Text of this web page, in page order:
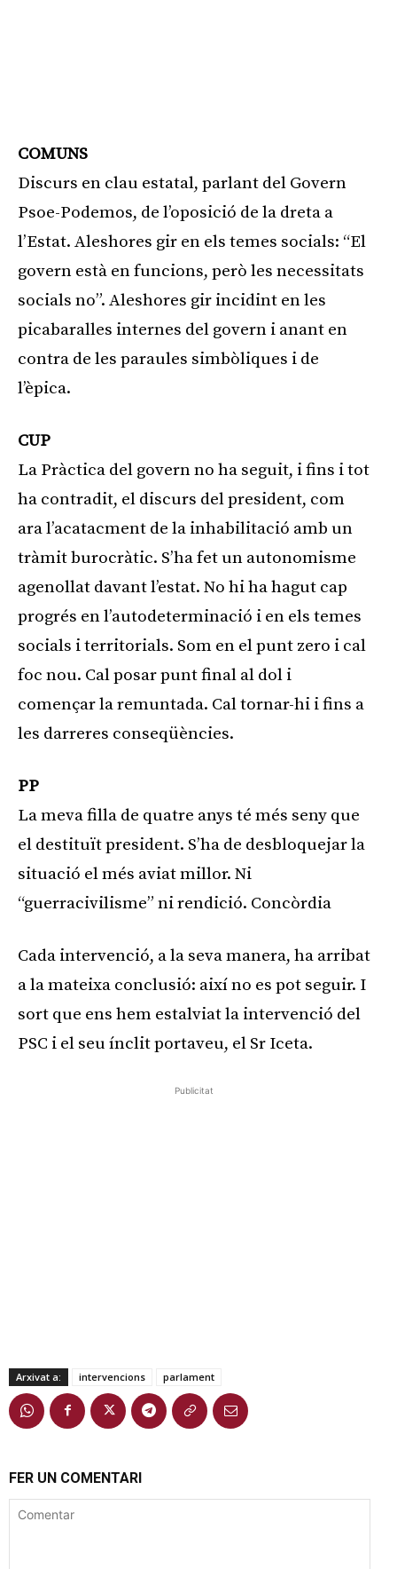
COMUNS
Discurs en clau estatal, parlant del Govern
Psoe-Podemos, de l’oposició de la dreta a
l’Estat. Aleshores gir en els temes socials: “El
govern està en funcions, però les necessitats
socials no”. Aleshores gir incidint en les
picabaralles internes del govern i anant en
contra de les paraules simbòliques i de
l’èpica.
CUP
La Pràctica del govern no ha seguit, i fins i tot
ha contradit, el discurs del president, com
ara l’acatacment de la inhabilitació amb un
tràmit burocràtic. S’ha fet un autonomisme
agenollat davant l’estat. No hi ha hagut cap
progrés en l’autodeterminació i en els temes
socials i territorials. Som en el punt zero i cal
foc nou. Cal posar punt final al dol i
començar la remuntada. Cal tornar-hi i fins a
les darreres conseqüències.
PP
La meva filla de quatre anys té més seny que
el destituït president. S’ha de desbloquejar la
situació el més aviat millor. Ni
“guerracivilisme” ni rendició. Concòrdia
Cada intervenció, a la seva manera, ha arribat
a la mateixa conclusió: així no es pot seguir. I
sort que ens hem estalviat la intervenció del
PSC i el seu ínclit portaveu, el Sr Iceta.
Publicitat
Arxivat a: intervencions parlament
FER UN COMENTARI